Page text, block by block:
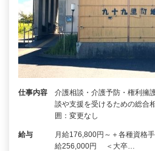
仕事内容
介護相談・介護予防・権利擁
談や支援を受けるための総合
囲：変更なし
給与
月給176,800円～＋各種資格
給256,000円 ＜大卒…